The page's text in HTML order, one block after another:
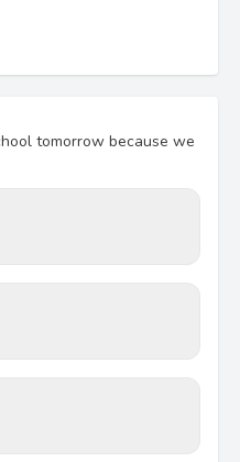
tomorrow because we